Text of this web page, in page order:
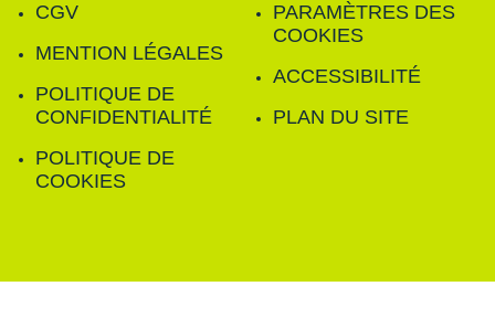
CGV
MENTION LÉGALES
POLITIQUE DE
CONFIDENTIALITÉ
POLITIQUE DE
COOKIES
PARAMÈTRES DES
COOKIES
ACCESSIBILITÉ
PLAN DU SITE